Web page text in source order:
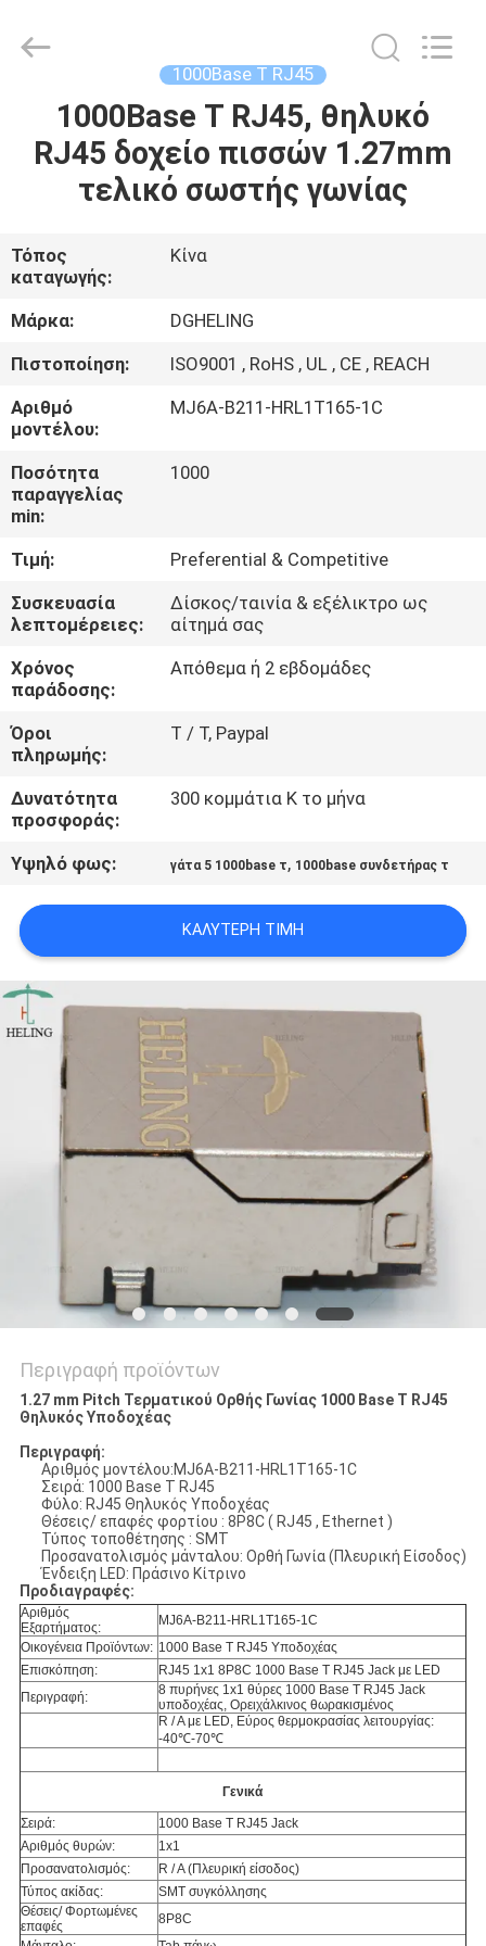
ΣΠΊΤΙ
ΠΡΟΪΌΝΤΑ
ΠΕΡΊΠΟΥ
ΕΜΕΊΣ
ΓΎΡΟΣ
ΕΡΓΟΣΤΑΣΊΩΝ
ΠΟΙΟΤΙΚΌΣ
ΈΛΕΓΧΟΣ
ΜΑΣ
ΕΛΆΤΕ
ΕΠΑΦΉ
ΜΕ
ΖΗΤΉΣΤΕ
ΈΝΑ
ΑΠΌΣΠΑΣΜΑ
SITEMAP
ΠΟΛΙΤΙΚΉ
ΑΠΟΡΡΉΤΟΥ
Rights
1000Base Τ RJ45
1000Base Τ RJ45, θηλυκό
RJ45 δοχείο πισσών 1.27mm
τελικό σωστής γωνίας
Τόπος
καταγωγής:
Κίνα
Μάρκα:
DGHELING
Πιστοποίηση:
ISO9001 , RoHS , UL , CE , REACH
Αριθμό
μοντέλου:
MJ6A-B211-HRL1T165-1C
Ποσότητα
παραγγελίας
min:
1000
Τιμή:
Preferential & Competitive
Συσκευασία
λεπτομέρειες:
Δίσκος/ταινία & εξέλικτρο ως
αίτημά σας
Χρόνος
παράδοσης:
Απόθεμα ή 2 εβδομάδες
Όροι
πληρωμής:
T / Τ, Paypal
Δυνατότητα
προσφοράς:
300 κομμάτια Κ το μήνα
Υψηλό φως: γάτα 5 1000base τ, 1000base συνδετήρας τ
ΚΑΛΎΤΕΡΗ ΤΙΜΉ
Περιγραφή προϊόντων
1.27 mm Pitch Τερματικού Ορθής Γωνίας 1000 Base T RJ45
Θηλυκός Υποδοχέας
Περιγραφή:
Αριθμός μοντέλου:MJ6A-B211-HRL1T165-1C
Σειρά: 1000 Base T RJ45
Φύλο: RJ45 Θηλυκός Υποδοχέας
Θέσεις/ επαφές φορτίου : 8P8C ( RJ45 , Ethernet )
Τύπος τοποθέτησης : SMT
Προσανατολισμός μάνταλου: Ορθή Γωνία (Πλευρική Είσοδος)
Ένδειξη LED: Πράσινο Κίτρινο
Προδιαγραφές:
Αριθμός
Εξαρτήματος:
MJ6A-B211-HRL1T165-1C
Οικογένεια Προϊόντων: 1000 Base T RJ45 Υποδοχέας
Επισκόπηση:
RJ45 1x1 8P8C 1000 Base T RJ45 Jack με LED
Περιγραφή:
8 πυρήνες 1x1 θύρες 1000 Base T RJ45 Jack
υποδοχέας, Ορειχάλκινος θωρακισμένος
R / A με LED, Εύρος θερμοκρασίας λειτουργίας:
-40℃-70℃
Γενικά
Σειρά:
1000 Base T RJ45 Jack
Αριθμός θυρών:
1x1
Προσανατολισμός:
R / A (Πλευρική είσοδος)
Τύπος ακίδας:
SMT συγκόλλησης
Θέσεις/ Φορτωμένες
επαφές
8P8C